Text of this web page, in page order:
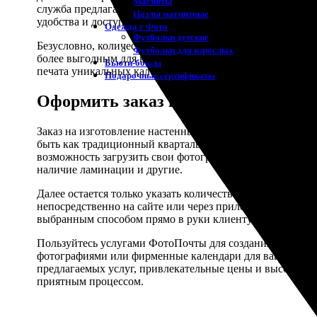
Пазлы магнитные
Одежда с Фото
Футболки детские
Футболки для взрослых
Бьюти-боксы
Подарочные сертификаты
служба предлагает более скоростные услуги с
удобства и доступности.
Безусловно, количество экземпляров также играет
более выгодным для корпоративных клиентов,
печата уникальных календарей со своими
Оформить заказ на изготовление
Заказ на изготовление настенных календарей через
быть как традиционный квартальный или перекидной,
возможность загрузить свои фотографии или
наличие ламинации и другие.
Далее остается только указать количество копий и
непосредственно на сайте или через приложение.
выбранным способом прямо в руки клиенту.
Пользуйтесь услугами ФотоПочты для создания
фотографиями или фирменные календари для вашей
предлагаемых услуг, привлекательные цены и высокое
приятным процессом.